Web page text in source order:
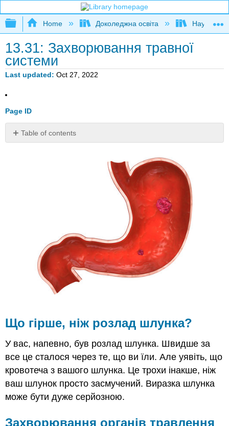
Expand/collapse global hierarchy
Home Доколеджна освіта Наука і
13.31: Захворювання травної
системи
Last updated Oct 27, 2022
Page ID
Table of contents
Резюме
Рецензія
Що гірше, ніж розлад шлунка?
У вас, напевно, був розлад шлунка. Швидше за
все це сталося через те, що ви їли. Але уявіть, що
кровотеча з вашого шлунка. Це трохи інакше, ніж
ваш шлунок просто засмучений. Виразка шлунка
може бути дуже серйозною.
Захворювання органів травлення